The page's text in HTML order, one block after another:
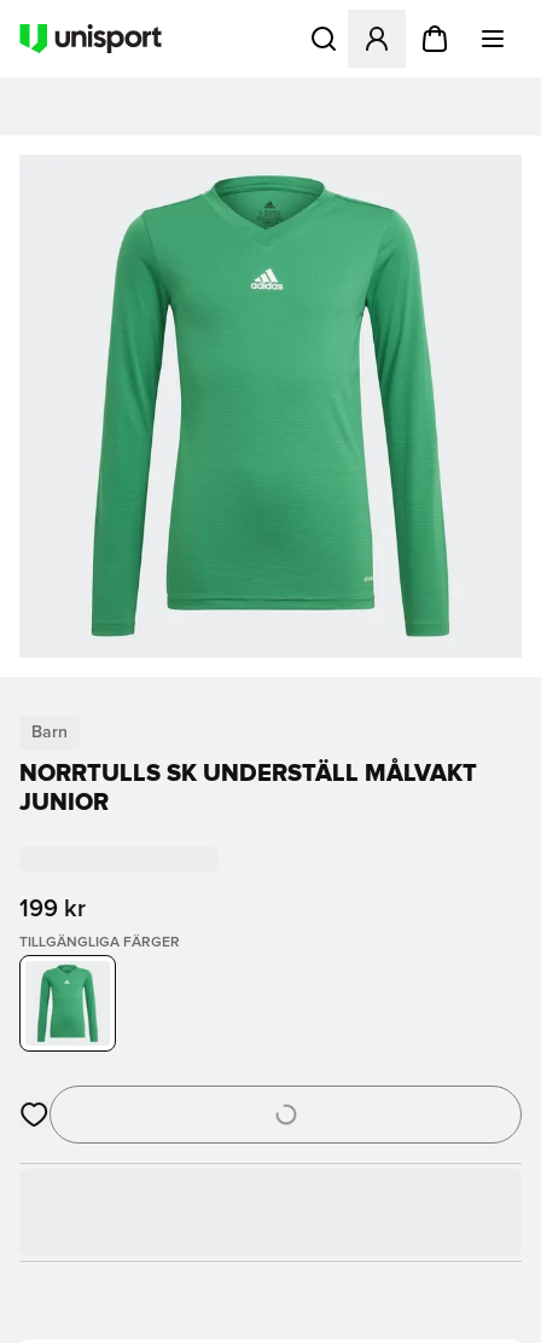
Öppnar en Modal för att
Barn
NORRTULLS SK UNDERSTÄLL MÅLVAKT
JUNIOR
199 kr
TILLGÄNGLIGA FÄRGER
Öppnar en Modal för att logga in eller registrera dig som